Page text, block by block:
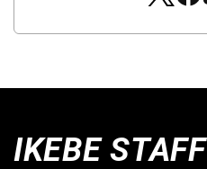
IKEBE STAFF